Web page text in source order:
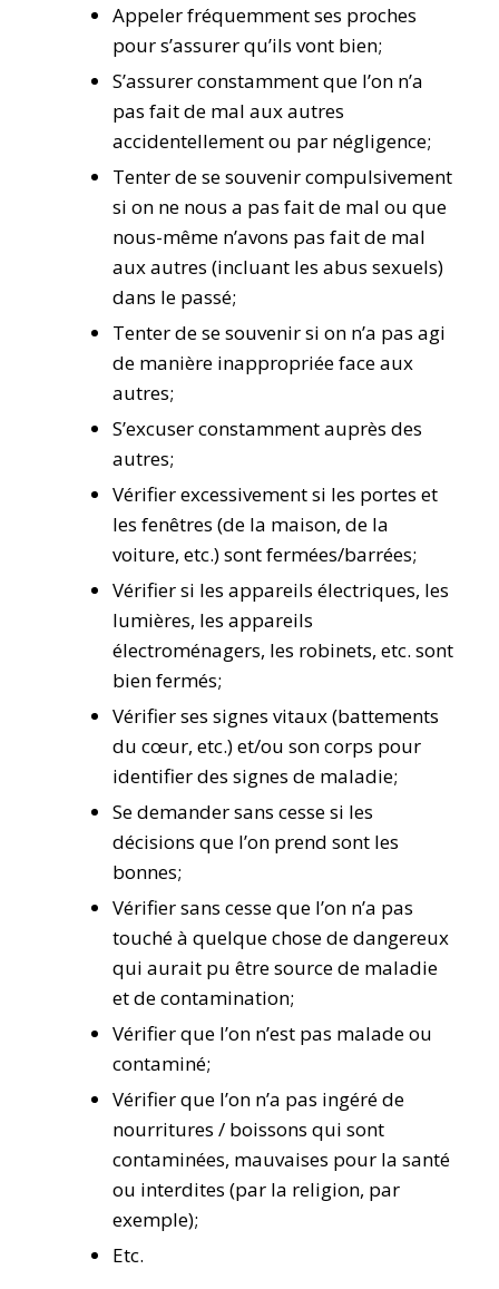
Appeler fréquemment ses proches
pour s’assurer qu’ils vont bien;
S’assurer constamment que l’on n’a
pas fait de mal aux autres
accidentellement ou par négligence;
Tenter de se souvenir compulsivement
si on ne nous a pas fait de mal ou que
nous-même n’avons pas fait de mal
aux autres (incluant les abus sexuels)
dans le passé;
Tenter de se souvenir si on n’a pas agi
de manière inappropriée face aux
autres;
S’excuser constamment auprès des
autres;
Vérifier excessivement si les portes et
les fenêtres (de la maison, de la
voiture, etc.) sont fermées/barrées;
Vérifier si les appareils électriques, les
lumières, les appareils
électroménagers, les robinets, etc. sont
bien fermés;
Vérifier ses signes vitaux (battements
du cœur, etc.) et/ou son corps pour
identifier des signes de maladie;
Se demander sans cesse si les
décisions que l’on prend sont les
bonnes;
Vérifier sans cesse que l’on n’a pas
touché à quelque chose de dangereux
qui aurait pu être source de maladie
et de contamination;
Vérifier que l’on n’est pas malade ou
contaminé;
Vérifier que l’on n’a pas ingéré de
nourritures / boissons qui sont
contaminées, mauvaises pour la santé
ou interdites (par la religion, par
exemple);
Etc.